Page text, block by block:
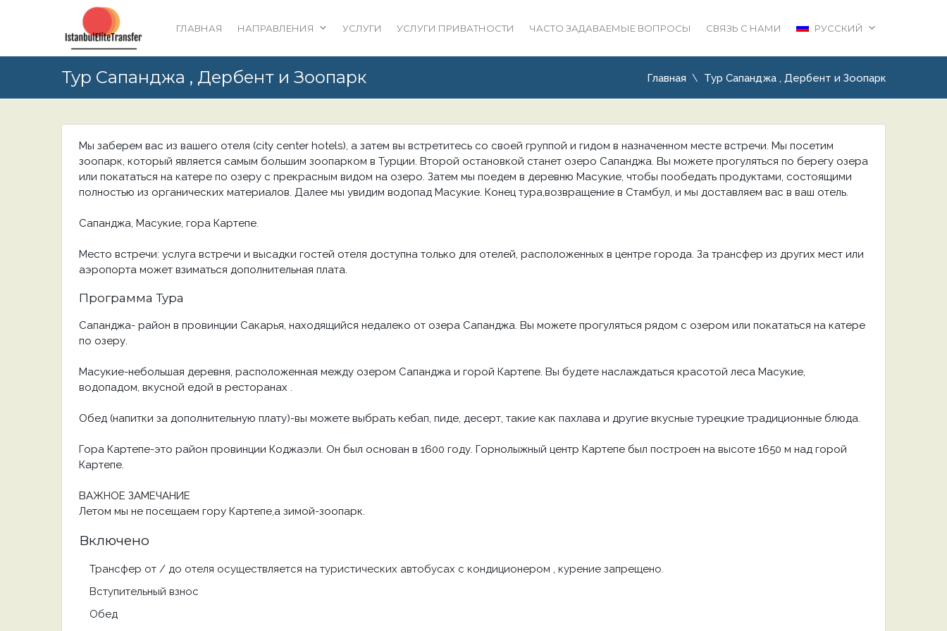
ГЛАВНАЯ НАПРАВЛЕНИЯ УСЛУГИ УСЛУГИ ПРИВАТНОСТИ ЧАСТО ЗАДАВАЕМЫЕ ВОПРОСЫ СВЯЗЬ С НАМИ РУССКИЙ
Тур Сапанджа , Дербент и Зоопарк Главная Тур Сапанджа , Дербент и Зоопарк
Мы заберем вас из вашего отеля (city center hotels), а затем вы встретитесь со своей группой и гидом в назначенном месте встречи. Мы посетим
зоопарк, который является самым большим зоопарком в Турции. Второй остановкой станет озеро Сапанджа. Вы можете прогуляться по берегу озера
или покататься на катере по озеру с прекрасным видом на озеро. Затем мы поедем в деревню Масукие, чтобы пообедать продуктами, состоящими
полностью из органических материалов. Далее мы увидим водопад Масукие. Конец тура,возвращение в Стамбул, и мы доставляем вас в ваш отель.
Сапанджа, Масукие, гора Картепе.
Место встречи: услуга встречи и высадки гостей отеля доступна только для отелей, расположенных в центре города. За трансфер из других мест или
аэропорта может взиматься дополнительная плата.
Программа Тура
Сапанджа- район в провинции Сакарья, находящийся недалеко от озера Сапанджа. Вы можете прогуляться рядом с озером или покататься на катере
по озеру.
Масукие-небольшая деревня, расположенная между озером Сапанджа и горой Картепе. Вы будете наслаждаться красотой леса Масукие,
водопадом, вкусной едой в ресторанах .
Обед (напитки за дополнительную плату)-вы можете выбрать кебап, пиде, десерт, такие как пахлава и другие вкусные турецкие традиционные блюда.
Гора Картепе-это район провинции Коджаэли. Он был основан в 1600 году. Горнолыжный центр Картепе был построен на высоте 1650 м над горой
Картепе.
ВАЖНОЕ ЗАМЕЧАНИЕ
Летом мы не посещаем гору Картепе,а зимой-зоопарк.
Включено
Трансфер от / до отеля осуществляется на туристических автобусах с кондиционером , курение запрещено.
Вступительный взнос
Обед